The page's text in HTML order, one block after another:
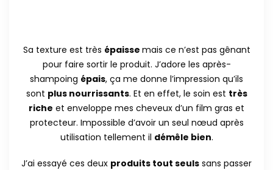
Sa texture est très épaisse mais ce n’est pas gênant
pour faire sortir le produit. J’adore les après-
shampoing épais, ça me donne l’impression qu’ils
sont plus nourrissants. Et en effet, le soin est très
riche et enveloppe mes cheveux d’un film gras et
protecteur. Impossible d’avoir un seul nœud après
utilisation tellement il démêle bien.
J’ai essayé ces deux produits tout seuls sans passer